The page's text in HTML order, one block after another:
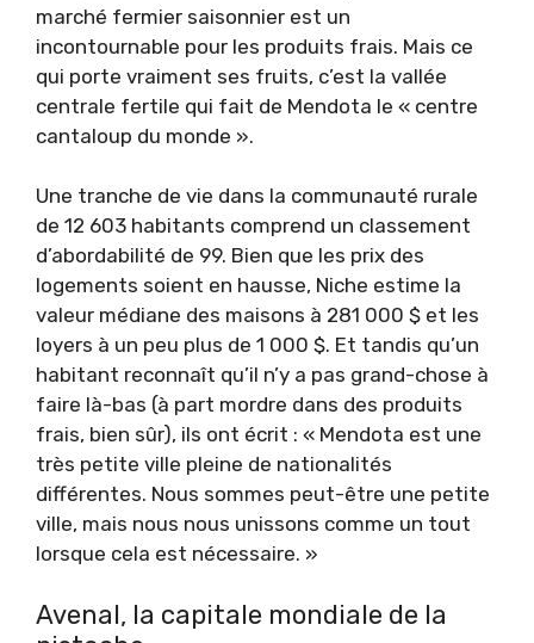
marché fermier saisonnier est un
incontournable pour les produits frais. Mais ce
qui porte vraiment ses fruits, c’est la vallée
centrale fertile qui fait de Mendota le « centre
cantaloup du monde ».
Une tranche de vie dans la communauté rurale
de 12 603 habitants comprend un classement
d’abordabilité de 99. Bien que les prix des
logements soient en hausse, Niche estime la
valeur médiane des maisons à 281 000 $ et les
loyers à un peu plus de 1 000 $. Et tandis qu’un
habitant reconnaît qu’il n’y a pas grand-chose à
faire là-bas (à part mordre dans des produits
frais, bien sûr), ils ont écrit : « Mendota est une
très petite ville pleine de nationalités
différentes. Nous sommes peut-être une petite
ville, mais nous nous unissons comme un tout
lorsque cela est nécessaire. »
Avenal, la capitale mondiale de la